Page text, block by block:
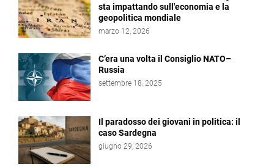
sta impattando sull'economia e la
geopolitica mondiale
marzo 12, 2026
C’era una volta il Consiglio NATO–
Russia
settembre 18, 2025
Il paradosso dei giovani in politica: il
caso Sardegna
giugno 29, 2026